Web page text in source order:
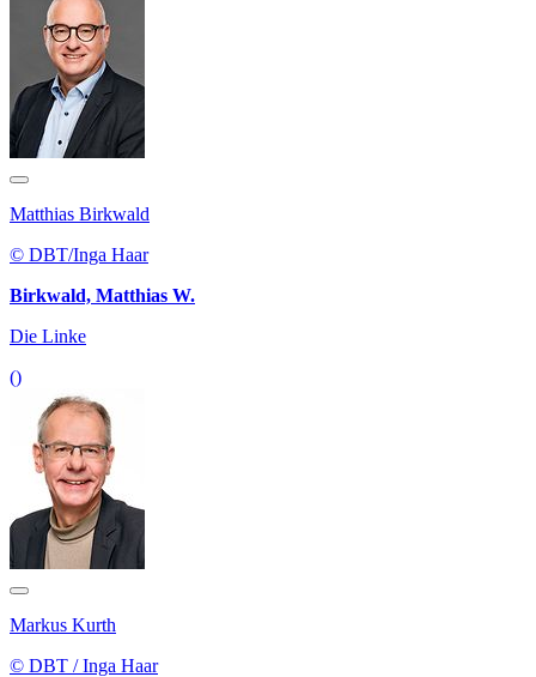
Matthias Birkwald
© DBT/Inga Haar
Birkwald, Matthias W.
Die Linke
()
Markus Kurth
© DBT / Inga Haar